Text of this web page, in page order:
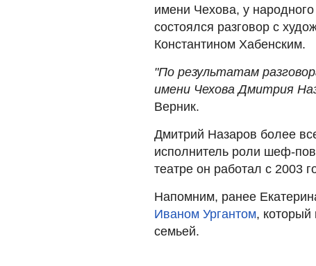
имени Чехова, у
состоялся разговор с
Константином Хабенским.
"По результатам
имени Чехова Дмитрия
Верник.
Дмитрий Назаров более
исполнитель роли шеф-
театре он работал с 2003
Напомним, ранее
Иваном Ургантом, который
семьей.